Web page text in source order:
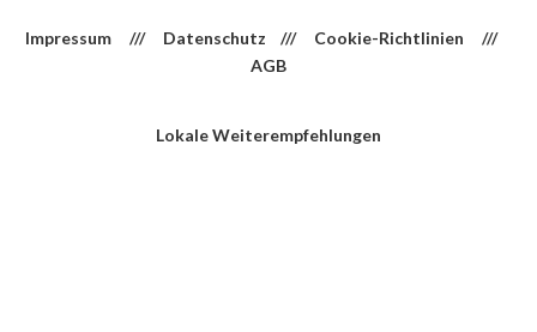
Impressum /// Datenschutz /// Cookie-Richtlinien ///
AGB
Lokale Weiterempfehlungen